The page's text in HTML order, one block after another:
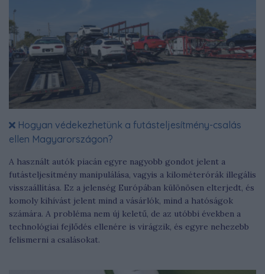
Hogyan védekezhetünk a futásteljesítmény-csalás
ellen Magyarországon?
A használt autók piacán egyre nagyobb gondot jelent a
futásteljesítmény manipulálása, vagyis a kilométerórák illegális
visszaállítása. Ez a jelenség Európában különösen elterjedt, és
komoly kihívást jelent mind a vásárlók, mind a hatóságok
számára. A probléma nem új keletű, de az utóbbi években a
technológiai fejlődés ellenére is virágzik, és egyre nehezebb
felismerni a csalásokat.